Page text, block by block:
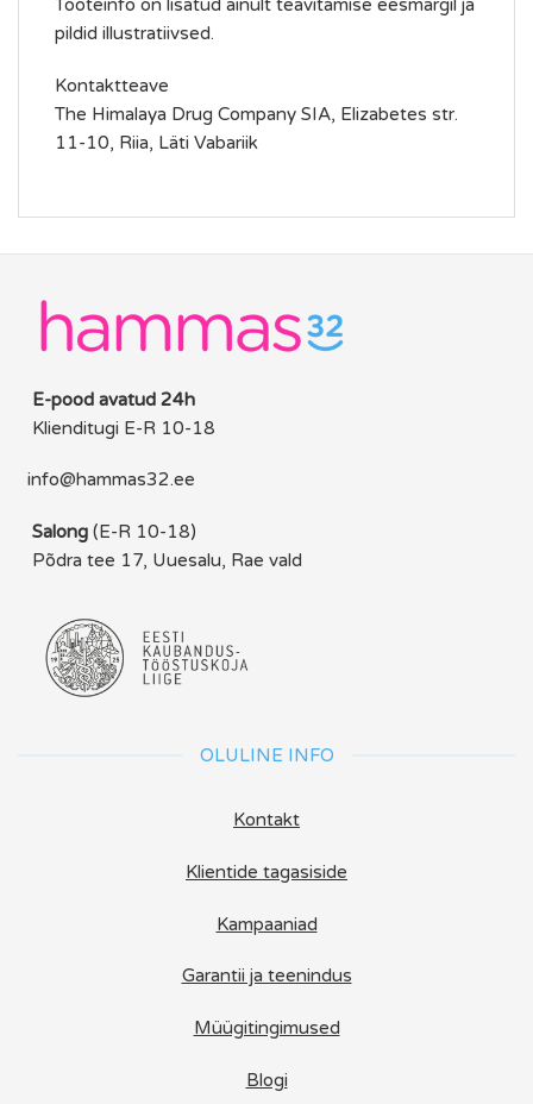
Tooteinfo on lisatud ainult teavitamise eesmärgil ja
pildid illustratiivsed.
Kontaktteave
The Himalaya Drug Company SIA, Elizabetes str.
11-10, Riia, Läti Vabariik
E-pood avatud 24h
Klienditugi E-R 10-18
info@hammas32.ee
Salong (E-R 10-18)
Põdra tee 17, Uuesalu, Rae vald
OLULINE INFO
Kontakt
Klientide tagasiside
Kampaaniad
Garantii ja teenindus
Müügitingimused
Blogi